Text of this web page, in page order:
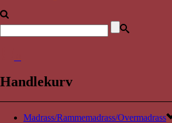
Handlekurv
Madrass/Rammemadrass/Overmadrass